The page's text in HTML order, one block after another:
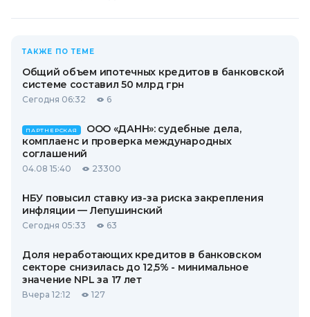
ТАКЖЕ ПО ТЕМЕ
Общий объем ипотечных кредитов в банковской
системе составил 50 млрд грн
Сегодня 06:32 6
ПАРТНЕРСКАЯ
ООО «ДАНН»: судебные дела,
комплаенс и проверка международных
соглашений
04.08 15:40 23300
НБУ повысил ставку из-за риска закрепления
инфляции — Лепушинский
Сегодня 05:33 63
Доля неработающих кредитов в банковском
секторе снизилась до 12,5% - минимальное
значение NPL за 17 лет
Вчера 12:12 127